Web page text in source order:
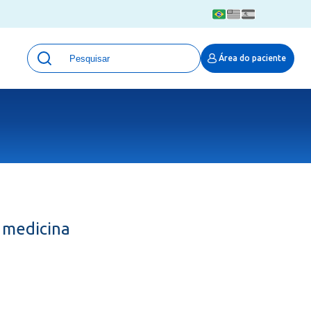
Área do paciente
Unidades
Qualidade e Segurança em saúde